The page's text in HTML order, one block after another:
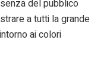
del pubblico
a tutti la grande
ai colori